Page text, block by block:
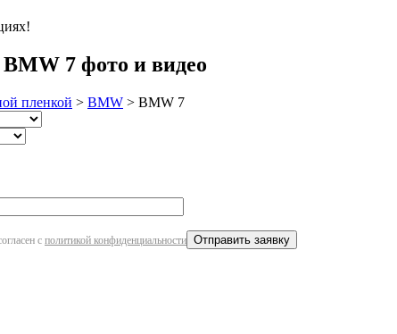
7 фото и видео
пленкой > BMW > BMW 7
с политикой конфиденциальности